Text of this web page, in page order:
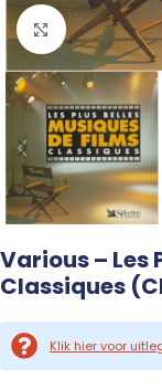
Click to
Various – Les
Classiques
Klik hier voor